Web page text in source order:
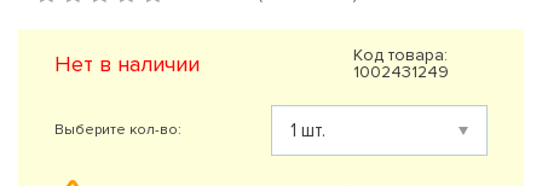
Нет в наличии
Код товара:
1002431249
Выберите кол-во: